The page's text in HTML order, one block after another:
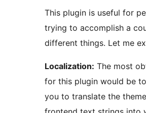
This plugin is useful for
trying to accomplish a
different things. Let me
Localization: The most
for this plugin would be
you to translate the